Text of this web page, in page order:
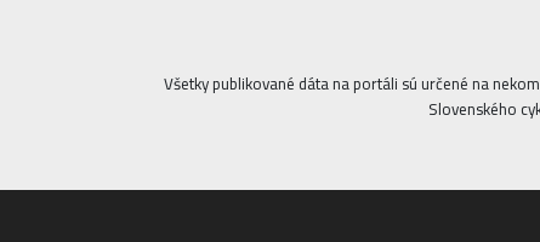
Všetky publikované dáta na portáli sú určené na
Slovenského